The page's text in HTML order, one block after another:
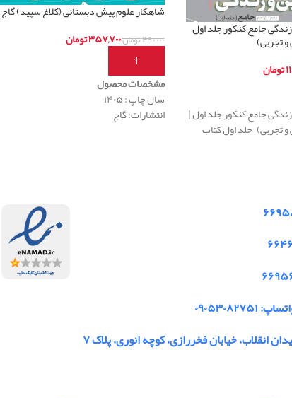
جامع کنکور جلد اول
تجربی)
تومان
جامع کنکور جلد اول |
تجربی) جلد اول کتاب
شاهکار علوم پیش دبستانی (کلاغ سپید) گاج
۴۹۰,۰۰۰تومان۳۵۷,۷۰۰تومان
افزودن به سبد خرید
مشخصات محصول
سال چاپ : ۱۴۰۵
انتشارات: گاج
انقلاب، خیابان فخررازی، کوچه انوری، پلاک ۷